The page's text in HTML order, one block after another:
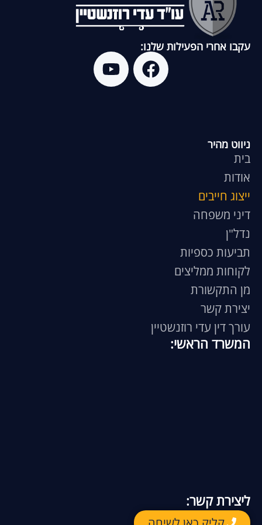
עקבו אחרי הפעילות שלנו:
ניווט מהיר
בית
אודות
ייצוג חייבים
דיני משפחה
נדל"ן
תביעות כספיות
לקוחות ממליצים
מן התקשורת
יצירת קשר
עורך דין עדי רוזנשטיין
המשרד הראשי:
ליצירת קשר: